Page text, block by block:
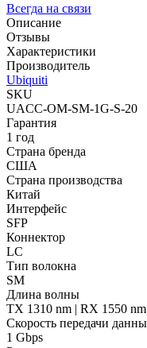
Всегда на связи
Описание
Отзывы
Характеристики
Производитель
Ubiquiti
SKU
UACC-OM-SM-1G-S-20
Гарантия
1 год
Страна бренда
США
Страна производства
Китай
Интерфейс
SFP
Коннектор
LC
Тип волокна
SM
Длина волны
TX 1310 nm | RX 1550 nm
Скорость передачи
1 Gbps